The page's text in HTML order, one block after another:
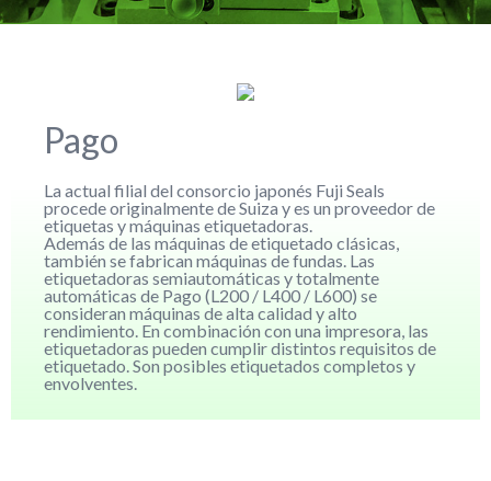
Pago
La actual filial del consorcio japonés Fuji Seals
procede originalmente de Suiza y es un proveedor de
etiquetas y máquinas etiquetadoras.
Además de las máquinas de etiquetado clásicas,
también se fabrican máquinas de fundas. Las
etiquetadoras semiautomáticas y totalmente
automáticas de Pago (L200 / L400 / L600) se
consideran máquinas de alta calidad y alto
rendimiento. En combinación con una impresora, las
etiquetadoras pueden cumplir distintos requisitos de
etiquetado. Son posibles etiquetados completos y
envolventes.